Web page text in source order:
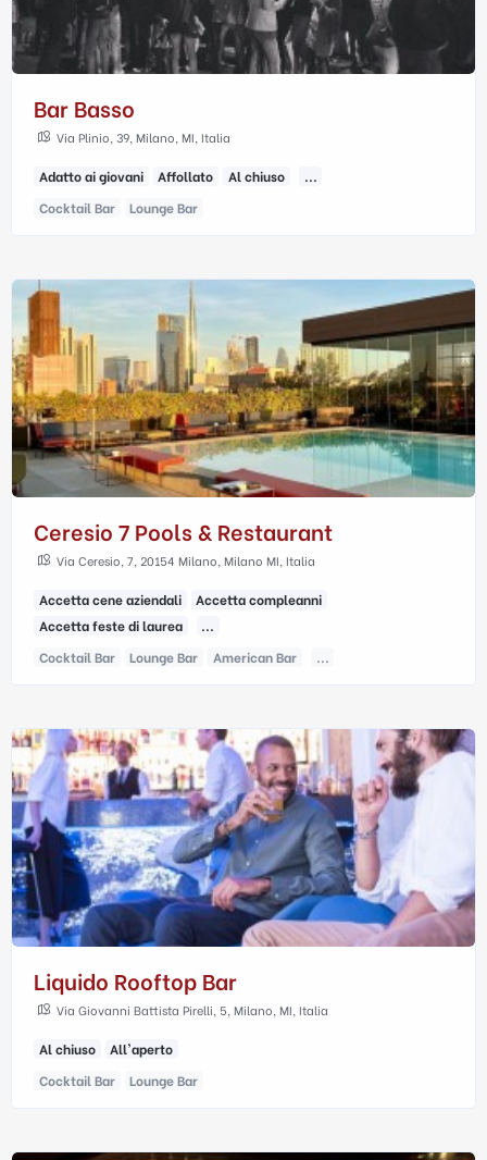
Bar Basso
Via Plinio, 39, Milano, MI, Italia
Adatto ai giovani Affollato Al chiuso
...
Cocktail Bar
Lounge Bar
Ceresio 7 Pools & Restaurant
Via Ceresio, 7, 20154 Milano, Milano MI, Italia
Accetta cene aziendali
Accetta compleanni
Accetta feste di laurea
...
Cocktail Bar
Lounge Bar American Bar ...
Liquido Rooftop Bar
Via Giovanni Battista Pirelli, 5, Milano, MI, Italia
Al chiuso
All'aperto
Cocktail Bar
Lounge Bar